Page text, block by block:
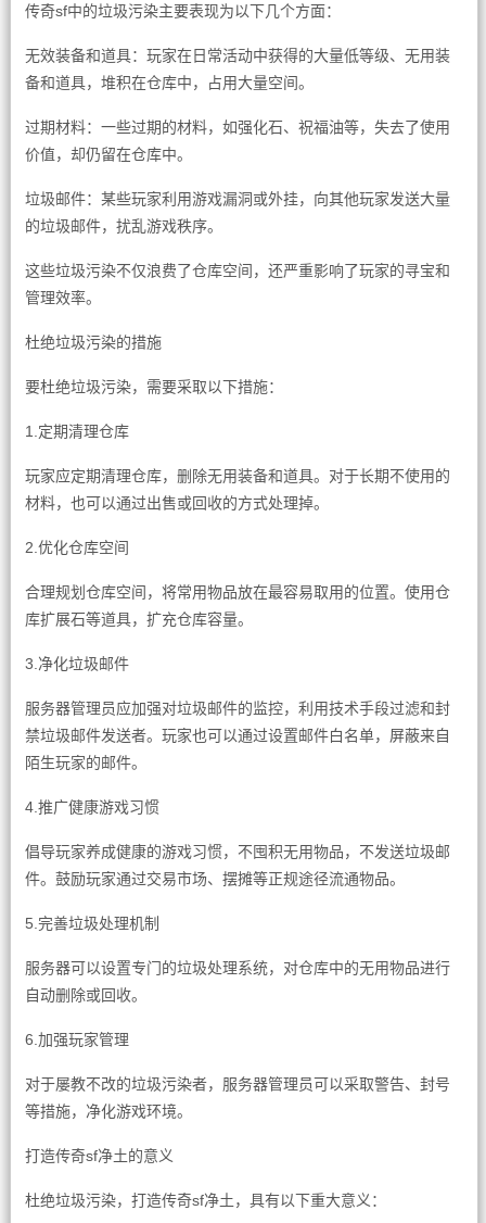
传奇sf中的垃圾污染主要表现为以下几个方面：
无效装备和道具：玩家在日常活动中获得的大量低等级、无用装
备和道具，堆积在仓库中，占用大量空间。
过期材料：一些过期的材料，如强化石、祝福油等，失去了使用
价值，却仍留在仓库中。
垃圾邮件：某些玩家利用游戏漏洞或外挂，向其他玩家发送大量
的垃圾邮件，扰乱游戏秩序。
这些垃圾污染不仅浪费了仓库空间，还严重影响了玩家的寻宝和
管理效率。
杜绝垃圾污染的措施
要杜绝垃圾污染，需要采取以下措施：
1.定期清理仓库
玩家应定期清理仓库，删除无用装备和道具。对于长期不使用的
材料，也可以通过出售或回收的方式处理掉。
2.优化仓库空间
合理规划仓库空间，将常用物品放在最容易取用的位置。使用仓
库扩展石等道具，扩充仓库容量。
3.净化垃圾邮件
服务器管理员应加强对垃圾邮件的监控，利用技术手段过滤和封
禁垃圾邮件发送者。玩家也可以通过设置邮件白名单，屏蔽来自
陌生玩家的邮件。
4.推广健康游戏习惯
倡导玩家养成健康的游戏习惯，不囤积无用物品，不发送垃圾邮
件。鼓励玩家通过交易市场、摆摊等正规途径流通物品。
5.完善垃圾处理机制
服务器可以设置专门的垃圾处理系统，对仓库中的无用物品进行
自动删除或回收。
6.加强玩家管理
对于屡教不改的垃圾污染者，服务器管理员可以采取警告、封号
等措施，净化游戏环境。
打造传奇sf净土的意义
杜绝垃圾污染，打造传奇sf净土，具有以下重大意义：